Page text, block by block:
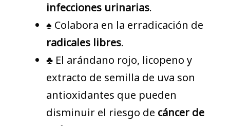
infecciones urinarias.
♠ Colabora en la erradicación de
radicales libres.
♣ El arándano rojo, licopeno y
extracto de semilla de uva son
antioxidantes que pueden
disminuir el riesgo de cáncer de